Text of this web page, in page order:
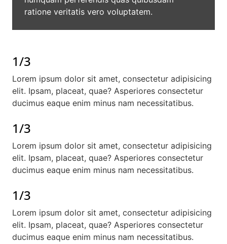
ratione veritatis vero voluptatem.
1/3
Lorem ipsum dolor sit amet, consectetur adipisicing
elit. Ipsam, placeat, quae? Asperiores consectetur
ducimus eaque enim minus nam necessitatibus.
1/3
Lorem ipsum dolor sit amet, consectetur adipisicing
elit. Ipsam, placeat, quae? Asperiores consectetur
ducimus eaque enim minus nam necessitatibus.
1/3
Lorem ipsum dolor sit amet, consectetur adipisicing
elit. Ipsam, placeat, quae? Asperiores consectetur
ducimus eaque enim minus nam necessitatibus.